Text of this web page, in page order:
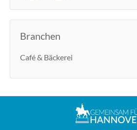
Branchen
Café & Bäckerei